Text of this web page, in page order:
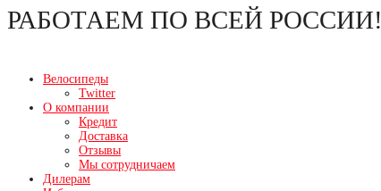
Перейти
к
РАБОТАЕМ ПО ВСЕЙ РОССИИ!
Велосипеды
Twitter
О компании
Кредит
Доставка
Отзывы
Мы сотрудничаем
Дилерам